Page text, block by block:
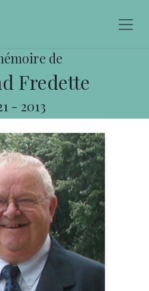
de
Fredette
- 2013